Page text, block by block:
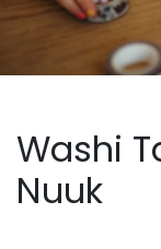
Washi
Nuuk